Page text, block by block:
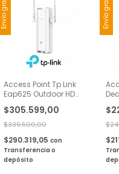
Envío gratis
Access Point Tp Link
Eap625 Outdoor HD
$305.599,00
$339.500,00
$290.319,05 con
Transferencia o
depósito
Envío gratis